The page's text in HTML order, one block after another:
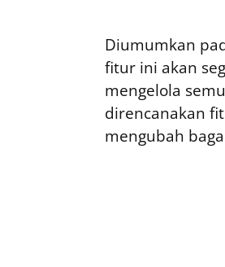
Diumumkan
fitur ini akan
mengelola
direncanakan
mengubah